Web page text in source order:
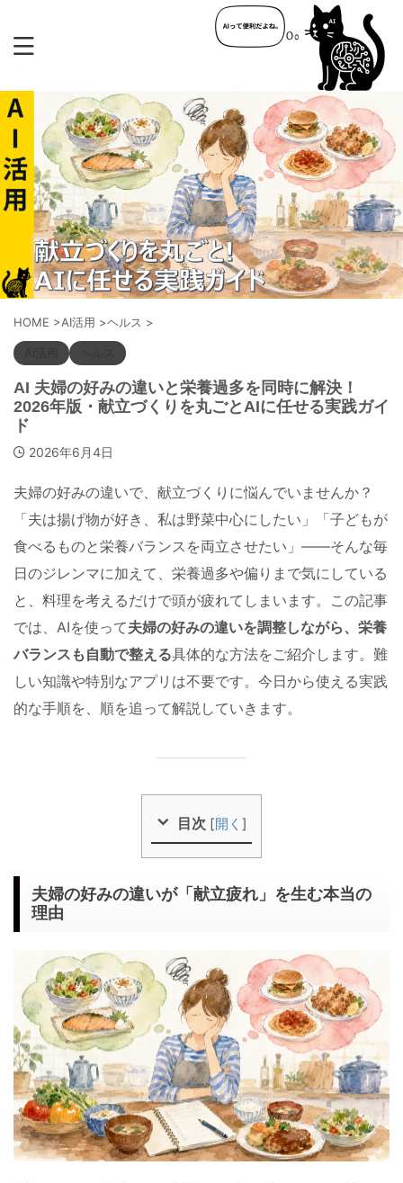
HOME >AI活用 >ヘルス >
AI 夫婦の好みの違いと栄養過多を同時に解決！
2026年版・献立づくりを丸ごとAIに任せる実践ガイ
ド
2026年6月4日
夫婦の好みの違いで、献立づくりに悩んでいませんか？
「夫は揚げ物が好き、私は野菜中心にしたい」「子どもが
食べるものと栄養バランスを両立させたい」——そんな毎
日のジレンマに加えて、栄養過多や偏りまで気にしている
と、料理を考えるだけで頭が疲れてしまいます。この記事
では、AIを使って夫婦の好みの違いを調整しながら、栄養
バランスも自動で整える具体的な方法をご紹介します。難
しい知識や特別なアプリは不要です。今日から使える実践
的な手順を、順を追って解説していきます。
目次 [開く ]
夫婦の好みの違いが「献立疲れ」を生む本当の
理由